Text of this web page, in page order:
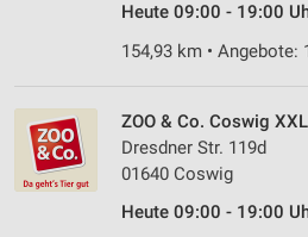
Heute 09:00 - 19:00
154,93 km • Angebote:
ZOO & Co. Coswig XXL
Dresdner Str. 119d
01640 Coswig
Heute 09:00 - 19:00
Erstellung von Profilen für
personalisierter Werbung
Erstellung von Profilen zur
von Inhalten
Verwendung von Profilen zur